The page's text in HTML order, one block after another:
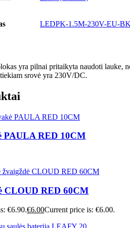
LEDPK-1.5M-230V-EU-BK
yra pilnai pritaikyta naudoti lauke,
srovė yra 230V/DC.
PAULA RED 10CM
CLOUD RED 60CM
€6.90.€6.00Current price is: €6.00.